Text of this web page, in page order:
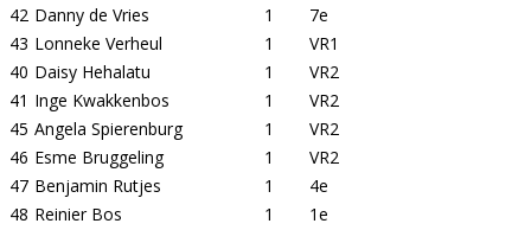
42 Danny de Vries 1
7e
43 Lonneke Verheul 1
VR1
40 Daisy Hehalatu 1
VR2
41 Inge Kwakkenbos 1
VR2
45 Angela Spierenburg 1
VR2
46 Esme Bruggeling 1
VR2
47 Benjamin Rutjes 1
4e
48 Reinier Bos 1
1e